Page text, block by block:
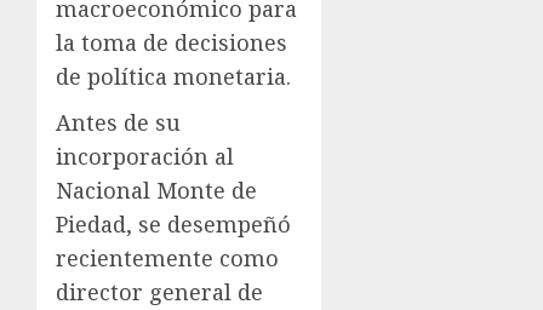
macroeconómico para
la toma de decisiones
de política monetaria.
Antes de su
incorporación al
Nacional Monte de
Piedad, se desempeñó
recientemente como
director general de